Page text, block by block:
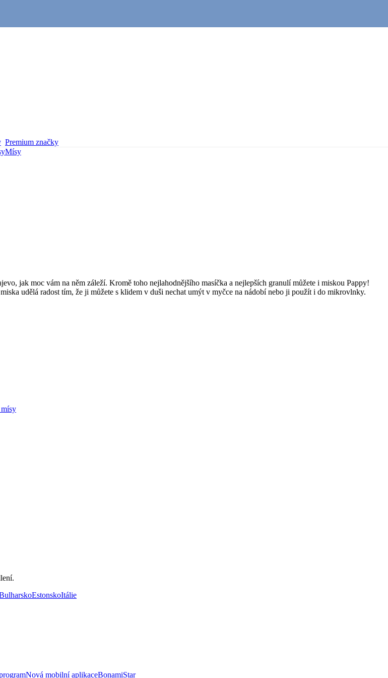
Premium značky
Mísy
jak moc vám na něm záleží. Kromě toho nejlahodnějšího masíčka a nejlepších granulí můžete i miskou Pappy!
udělá radost tím, že ji můžete s klidem v duši nechat umýt v myčce na nádobí nebo ji použít i do mikrovlnky.
EstonskoItálie
Nová mobilní aplikaceBonamiStar